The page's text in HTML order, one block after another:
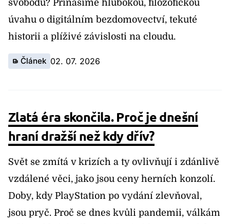
svobodu? Přinášíme hlubokou, filozofickou
úvahu o digitálním bezdomovectví, tekuté
historii a plíživé závislosti na cloudu.
Článek 02. 07. 2026
Zlatá éra skončila. Proč je dnešní
hraní dražší než kdy dřív?
Svět se zmítá v krizích a ty ovlivňují i zdánlivě
vzdálené věci, jako jsou ceny herních konzolí.
Doby, kdy PlayStation po vydání zlevňoval,
jsou pryč. Proč se dnes kvůli pandemii, válkám